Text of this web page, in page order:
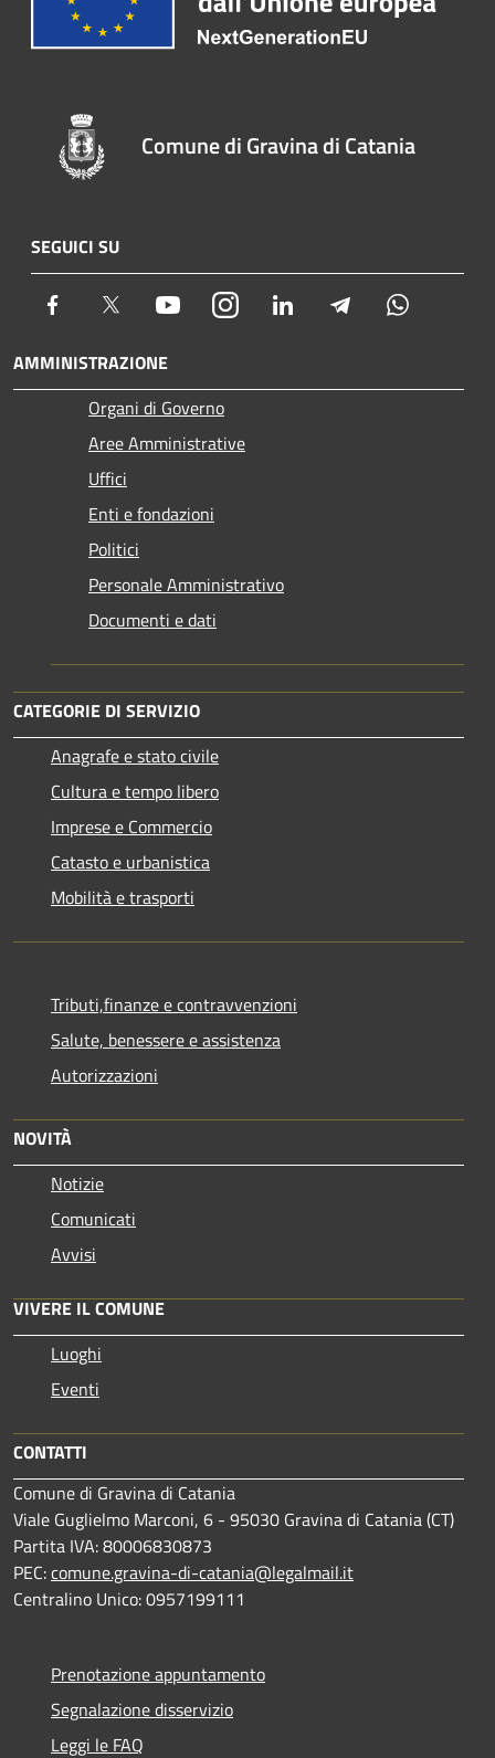
Comune di Gravina di Catania
SEGUICI SU
Facebook Twitter YoutubeInstagram LinkedIn Telegram
AMMINISTRAZIONE
Organi di Governo
Aree Amministrative
Uffici
Enti e fondazioni
Politici
Personale Amministrativo
Documenti e dati
CATEGORIE DI SERVIZIO
Anagrafe e stato civile
Cultura e tempo libero
Imprese e Commercio
Catasto e urbanistica
Mobilità e trasporti
Tributi,finanze e contravvenzioni
Salute, benessere e assistenza
Autorizzazioni
NOVITÀ
Notizie
Comunicati
Avvisi
VIVERE IL COMUNE
Luoghi
Eventi
CONTATTI
Comune di Gravina di Catania
Viale Guglielmo Marconi, 6 - 95030 Gravina di Catania (CT)
Partita IVA: 80006830873
PEC:comune.gravina-di-catania@legalmail.it
Centralino Unico: 0957199111
Prenotazione appuntamento
Segnalazione disservizio
Leggi le FAQ